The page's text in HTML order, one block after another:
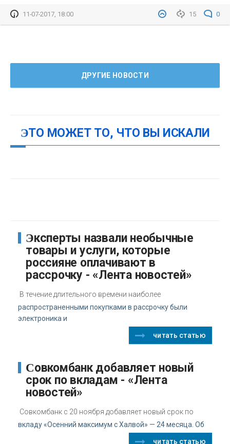
15 0
11-07-2017, 18:00
ДРУГИЕ НОВОСТИ
ЭТО МОЖЕТ ТО, ЧТО ВЫ ИСКАЛИ
Эксперты назвали необычные
товары и услуги, которые
россияне оплачивают в
рассрочку - «Лента новостей»
В течение длительного времени наиболее
распространенными покупками в рассрочку были
электроника и
читать статью
Совкомбанк добавляет новый
срок по вкладам - «Лента
новостей»
Совкомбанк с 20 ноября добавляет новый срок по
вкладу «Осенний максимум с Халвой» — 24 месяца. Об
читать статью